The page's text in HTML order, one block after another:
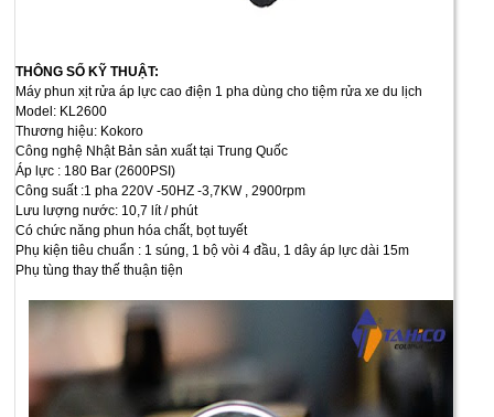
THÔNG SỐ KỸ THUẬT:
Máy phun xịt rửa áp lực cao điện 1 pha dùng cho tiệm rửa xe du lịch
Model: KL2600
Thương hiệu: Kokoro
Công nghệ Nhật Bản sản xuất tại Trung Quốc
Áp lực : 180 Bar (2600PSI)
Công suất :1 pha 220V -50HZ -3,7KW , 2900rpm
Lưu lượng nước: 10,7 lít / phút
Có chức năng phun hóa chất, bọt tuyết
Phụ kiện tiêu chuẩn : 1 súng, 1 bộ vòi 4 đầu, 1 dây áp lực dài 15m
Phụ tùng thay thế thuận tiện